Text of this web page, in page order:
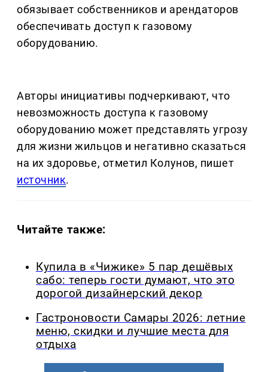
обязывает собственников и арендаторов
обеспечивать доступ к газовому
оборудованию.
Авторы инициативы подчеркивают, что
невозможность доступа к газовому
оборудованию может представлять угрозу
для жизни жильцов и негативно сказаться
на их здоровье, отметил Колунов, пишет
источник.
Читайте также:
Купила в «Чижике» 5 пар дешёвых
сабо: теперь гости думают, что это
дорогой дизайнерский декор
Гастроновости Самары 2026: летние
меню, скидки и лучшие места для
отдыха